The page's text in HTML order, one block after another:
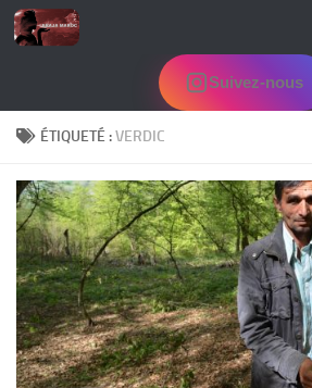
Skip to content
Suivez-nous
ÉTIQUETÉ :VERDIC